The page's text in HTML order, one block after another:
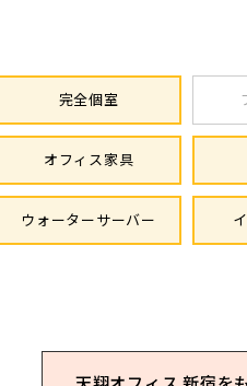
完全個室
オフィス家具
ウォーターサーバー